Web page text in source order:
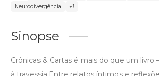
Neurodivergência
+1
Sinopse
Crônicas & Cartas é mais do que um